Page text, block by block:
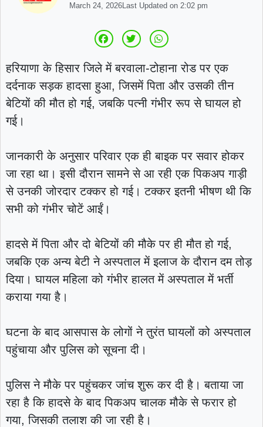
March 24, 2026Last Updated on 2:02 pm
हरियाणा के हिसार जिले में बरवाला-टोहाना रोड पर एक
दर्दनाक सड़क हादसा हुआ, जिसमें पिता और उसकी तीन
बेटियों की मौत हो गई, जबकि पत्नी गंभीर रूप से घायल हो
गई।
जानकारी के अनुसार परिवार एक ही बाइक पर सवार होकर
जा रहा था। इसी दौरान सामने से आ रही एक पिकअप गाड़ी
से उनकी जोरदार टक्कर हो गई। टक्कर इतनी भीषण थी कि
सभी को गंभीर चोटें आईं।
हादसे में पिता और दो बेटियों की मौके पर ही मौत हो गई,
जबकि एक अन्य बेटी ने अस्पताल में इलाज के दौरान दम तोड़
दिया। घायल महिला को गंभीर हालत में अस्पताल में भर्ती
कराया गया है।
घटना के बाद आसपास के लोगों ने तुरंत घायलों को अस्पताल
पहुंचाया और पुलिस को सूचना दी।
पुलिस ने मौके पर पहुंचकर जांच शुरू कर दी है। बताया जा
रहा है कि हादसे के बाद पिकअप चालक मौके से फरार हो
गया, जिसकी तलाश की जा रही है।